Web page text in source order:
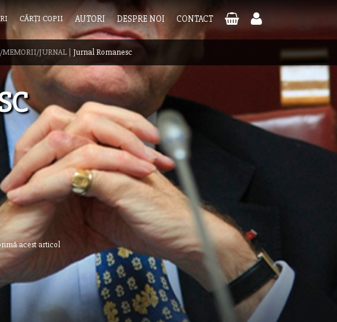
CĂRȚI COPII AUTORI DESPRE NOI CONTACT
MEMORII/JURNAL| Jurnal Romanesc
acest articol